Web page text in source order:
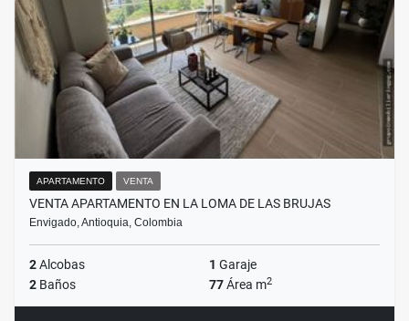
APARTAMENTO VENTA
VENTA APARTAMENTO EN LA LOMA DE LAS BRUJAS
Envigado, Antioquia, Colombia
2Alcobas 1 Garaje
2 Baños 77Área m2